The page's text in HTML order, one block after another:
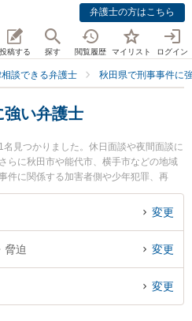
弁護士の方はこちら
投稿する 探す 閲覧履歴 マイリスト ログイン
談できる弁護士 秋田県で刑事事件に
強い弁護士
見つかりました。休日面談や夜間面談に
らに秋田市や能代市、横手市などの地域
件に関係する加害者側や少年犯罪、再
込み検索もでき便利です。特に田中法律
ル情報や弁護士費用、強みなどが注目さ
喝・脅迫を法律相談できる秋田県内の弁
の相談者さんにおすすめです。
変更
脅迫 変更
変更